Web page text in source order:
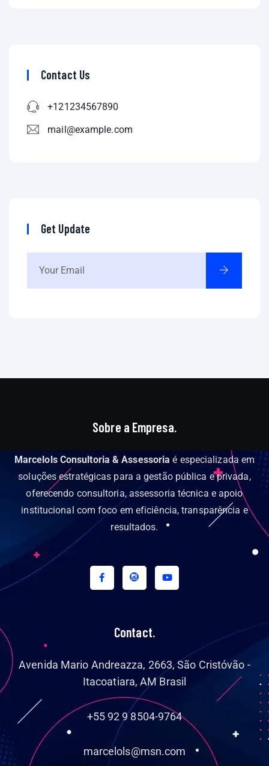
Contact Us
+121234567890
mail@example.com
Get Update
Sobre a Empresa.
Marcelols Consultoria & Assessoria é especializada em
soluções estratégicas para a gestão pública e privada,
oferecendo consultoria, assessoria técnica e apoio
institucional com foco em eficiência, transparência e
resultados.
Contact.
Avenida Mario Andreazza, 2663, São Cristóvão -
Itacoatiara, AM Brasil
+55 92 9 8504-9764
marcelols@msn.com